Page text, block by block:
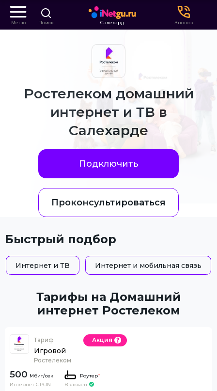
Меню Поиск Салехард Звонок
Ростелеком домашний
интернет и ТВ в
Салехарде
Подключить
Проконсультироваться
Быстрый подбор
Интернет и ТВ Интернет и мобильная связь
Тарифы на Домашний
интернет Ростелеком
Тариф
Игровой
Ростелеком
Акция
500
Интернет GPON
Роутер*
Включен